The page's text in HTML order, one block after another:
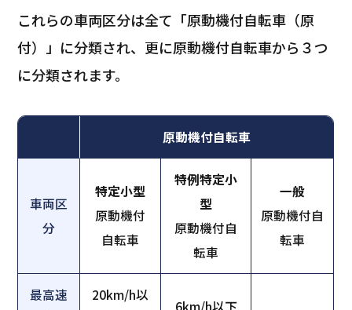
これらの車両区分は全て「原動機付自転車（原
付）」に分類され、更に原動機付自転車から３つ
に分類されます。
原動機付自転車
車両区
分
特定小型
原動機付
自転車
特例特定小
型
原動機付自
転車
一般
原動機付自
転車
最高速
20km/h以
6km/h以下